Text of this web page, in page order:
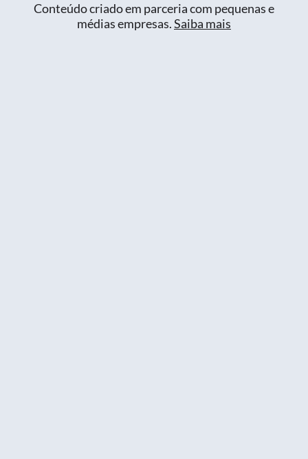
Conteúdo criado em parceria com pequenas e
médias empresas.Saiba mais